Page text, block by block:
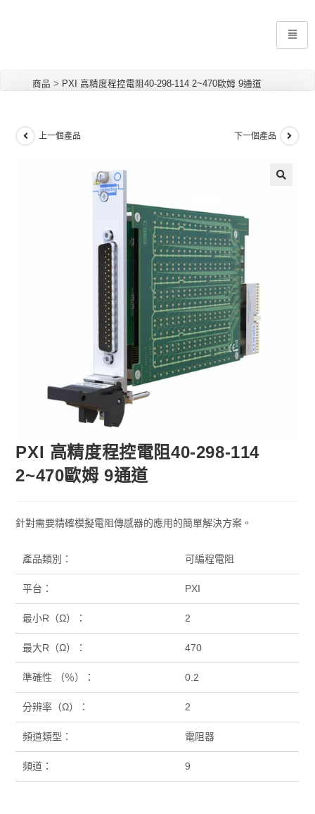
商品 > PXI 高精度程控電阻40-298-114 2~470歐姆 9通道
上一個產品 下一個產品
PXI 高精度程控電阻40-298-114
2~470歐姆 9通道
針對需要精確模擬電阻傳感器的應用的簡單解決方案。
產品類別： 可編程電阻
平台： PXI
最小R（Ω）： 2
最大R（Ω）： 470
準確性 （％）： 0.2
分辨率（Ω）： 2
頻道類型： 電阻器
頻道： 9